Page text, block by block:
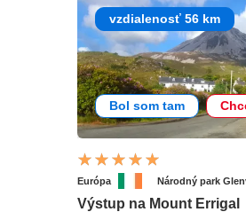
vzdialenosť 56 km
Bol som tam
Európa Národný park
Výstup na Mount Errigal